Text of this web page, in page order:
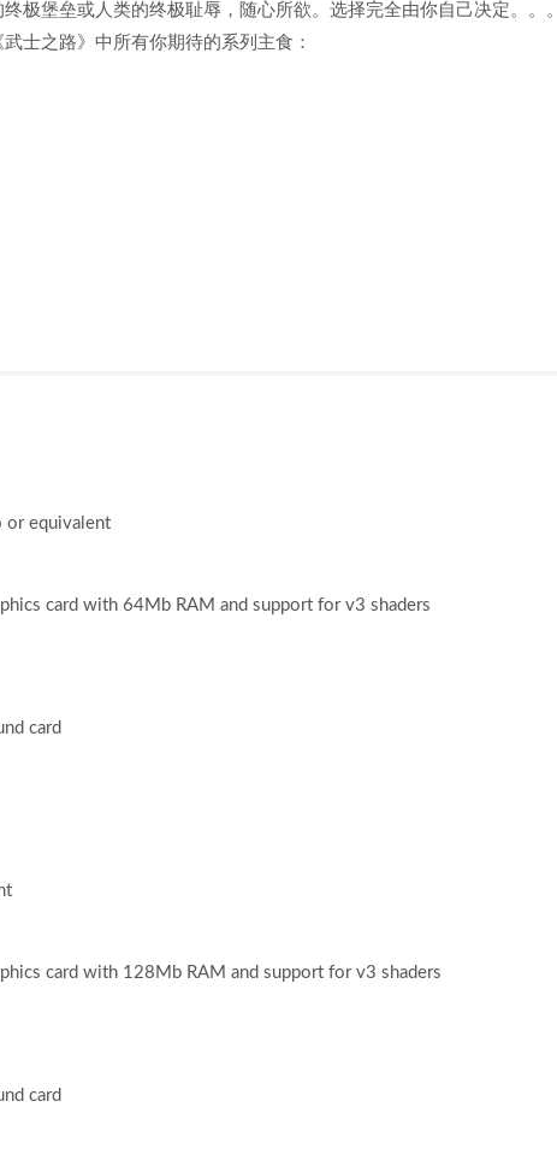
极堡垒或人类的终极耻辱，随心所欲。选择完全由你自己决定。。。
士之路》中所有你期待的系列主食：
or equivalent
card with 64Mb RAM and support for v3 shaders
card
card with 128Mb RAM and support for v3 shaders
card